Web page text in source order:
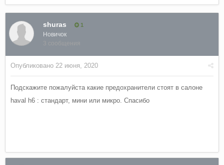
shuras 1
Новичок
3 сообщения
Опубликовано 22 июня, 2020
Подскажите пожалуйста какие предохранители стоят в салоне
haval h6 : стандарт, мини или микро. Спасибо